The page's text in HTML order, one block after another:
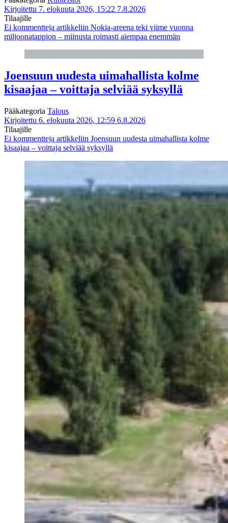
Kirjoitettu 7. elokuuta 2026, 15:22 7.8.2026
Tilaajille
Ei kommentteja artikkeliin Nokia-areena teki viime vuonna
miljoonatappion – miinusta roimasti aiempaa enemmän
Joensuun uudesta uimahallista kolme
kisaajaa – voittaja selviää syksyllä
Pääkategoria Talous
Kirjoitettu 6. elokuuta 2026, 12:59 6.8.2026
Tilaajille
Ei kommentteja artikkeliin Joensuun uudesta uimahallista kolme
kisaajaa – voittaja selviää syksyllä